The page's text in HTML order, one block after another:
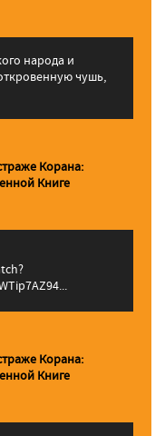
народа и
чушь,
Корана:
Книге
Корана:
Книге